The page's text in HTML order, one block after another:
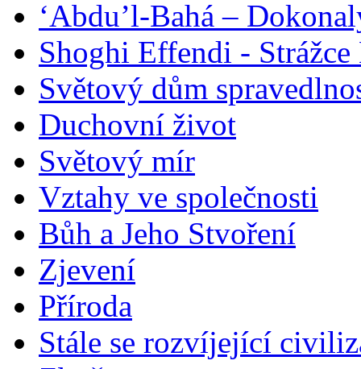
‘Abdu’l-Bahá –
Shoghi Effendi -
Světový dům
Duchovní život
Světový mír
Vztahy ve společnosti
Bůh a Jeho Stvoření
Zjevení
Příroda
Stále se rozvíjející